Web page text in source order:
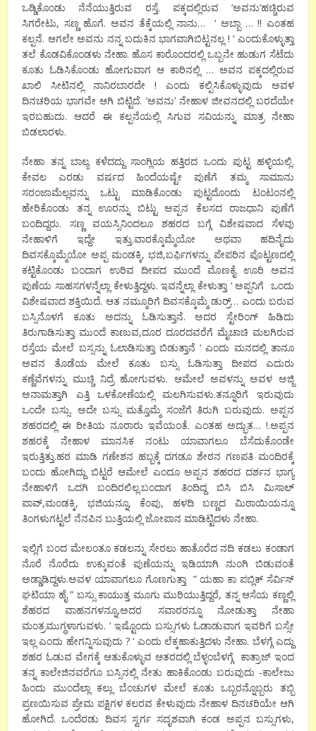
ಒಡ್ಡಿಕೊಂಡು ನೆನೆಯುತ್ತಿರುವ ರಸ್ತೆ. ಪಕ್ಕದಲ್ಲಿರುವ ‘ಅವನು’ಹಚ್ಚಿರುವ
ಸಿಗರೇಟು, ಸಣ್ಣ ಹೊಗೆ. ಅವನ ತೆಕ್ಕೆಯಲ್ಲಿ ನಾನು… ‘ ಅಬ್ಬಾ … !! ಎಂತಹ
ಕಲ್ಪನೆ. ಆಗಲೇ ಅವನು ನನ್ನ ಬದುಕಿನ ಭಾಗವಾಗಿಬಿಟ್ಟನಲ್ಲ ! ‘ ಎಂದುಕೊಳ್ಳುತ್ತಾ
ತಲೆ ಕೊಡವಿಕೊಂಡಳು ನೇಹಾ. ಹೊಸ ಕಾರೊಂದರಲ್ಲಿ ಒಬ್ಬನೇ ಹುಡುಗ ಸೆಟೆದು
ಕೂತು ಓಡಿಸಿಕೊಂಡು ಹೋಗುವಾಗ ಆ ಕಾರಿನಲ್ಲಿ … ಅವನ ಪಕ್ಕದಲ್ಲಿರುವ
ಖಾಲಿ ಸೀಟಿನಲ್ಲಿ ನಾನಿರಬಾರದೇ ! ಎಂದು ಕಲ್ಪಿಸಿಕೊಳ್ಳುವುದು ಅವಳ
ದಿನಚರಿಯ ಭಾಗವೇ ಆಗಿ ಬಿಟ್ಟಿದೆ. ‘ಅವನು’ ನೇಹಾಳ ಜೀವನದಲ್ಲಿ ಬರದೆಯೇ
ಇರಬಹುದು. ಆದರೆ ಈ ಕಲ್ಪನೆಯಲ್ಲಿ ಸಿಗುವ ಸವಿಯನ್ನು ಮಾತ್ರ ನೇಹಾ
ಬಿಡಲಾರಳು.
ನೇಹಾ ತನ್ನ ಬಾಲ್ಯ ಕಳೆದದ್ದು ಸಾಂಗ್ಲಿಯ ಹತ್ತಿರದ ಒಂದು ಪುಟ್ಟ ಹಳ್ಳಿಯಲ್ಲಿ.
ಕೇವಲ ಎರಡು ವರ್ಷದ ಹಿಂದೆಯಷ್ಟೇ ಪುಣೆಗೆ ತಮ್ಮ ಸಾಮಾನು
ಸರಂಜಾಮೆಲ್ಲವನ್ನು ಒಟ್ಟು ಮಾಡಿಕೊಂಡು ಪುಟ್ಟದೊಂದು ಟಂಟಂನಲ್ಲಿ
ಹೇರಿಕೊಂಡು ತನ್ನ ಊರನ್ನು ಬಿಟ್ಟು ಅಪ್ಪನ ಕೆಲಸದ ರಾಜಧಾನಿ ಪುಣೆಗೆ
ಬಂದಿದ್ದರು. ಸಣ್ಣ ವಯಸ್ಸಿನಿಂದಲೂ ಶಹರದ ಬಗ್ಗೆ ವಿಶೇಷವಾದ ಸೆಳವು
ನೇಹಾಳಿಗೆ ಇದ್ದೇ ಇತ್ತು.ವಾರಕ್ಕೊಮ್ಮೆಯೋ ಅಥವಾ ಹದಿನೈದು
ದಿವಸಕ್ಕೊಮ್ಮೆಯೋ ಅಪ್ಪ ಮಂಡಕ್ಕಿ, ಭಜಿ,ಬರ್ಫಿಗಳನ್ನು ಪೇಪರಿನ ಪೊಟ್ಟಣದಲ್ಲಿ
ಕಟ್ಟಿಕೊಂಡು ಬಂದಾಗ ಉರಿವ ದೀಪದ ಮುಂದೆ ಮೊಣಕೈ ಊರಿ ಅವನ
ಪುಣೆಯ ಸಾಹಸಗಳನ್ನೆಲ್ಲಾ ಕೇಳುತ್ತಿದ್ದಳು. ಇವನ್ನೆಲ್ಲಾ ಕೇಳುತ್ತಾ ‘ ಅಪ್ಪನಿಗೆ ಒಂದು
ವಿಶೇಷವಾದ ಶಕ್ತಿಯಿದೆ. ಆತ ನಮ್ಮೂರಿಗೆ ದಿವಸಕ್ಕೊಮ್ಮೆ ಡುರ್ರ್… ಎಂದು ಬರುವ
ಬಸ್ಸಿನೊಳಗೆ ಕೂತು ಅದನ್ನು ಓಡಿಸುತ್ತಾನೆ. ಅದರ ಸ್ಟೇರಿಂಗ್ ಹಿಡಿದು
ತಿರುಗಾಡಿಸುತ್ತಾ ಮುಂದೆ ಕಾಣುವ,ದೂರ ದೂರದವರೆಗೆ ಮೈಚಾಚಿ ಮಲಗಿರುವ
ರಸ್ತೆಯ ಮೇಲೆ ಬಸ್ಸನ್ನು ಓಲಾಡಿಸುತ್ತಾ ಬಿಡುತ್ತಾನೆ ‘ ಎಂದು ಮನದಲ್ಲಿ ತಾನೂ
ಅವನ ತೊಡೆಯ ಮೇಲೆ ಕೂತು ಬಸ್ಸು ಓಡಿಸುತ್ತಾ ದೀಪದ ಎದುರು
ಕಣ್ಣೆವೆಗಳನ್ನು ಮುಚ್ಚಿ ನಿದ್ರೆ ಹೋಗುವಳು. ಆಮೇಲೆ ಅವಳನ್ನು ಅವಳ ಅಜ್ಜಿ
ಅನಾಮತ್ತಾಗಿ ಎತ್ತಿ ಒಳಕೋಣೆಯಲ್ಲಿ ಮಲಗಿಸುವಳು.ತನ್ನೂರಿಗೆ ಇರುವುದು
ಒಂದೇ ಬಸ್ಸು. ಅದೇ ಬಸ್ಸು ಮತ್ತೊಮ್ಮೆ ಸಂಜೆಗೆ ತಿರುಗಿ ಬರುವುದು. ಅಪ್ಪನ
ಶಹರದಲ್ಲಿ ಈ ರೀತಿಯ ನೂರಾರು ಇವೆಯಂತೆ. ಎಂತಹ ಅದ್ಭುತ… !.ಅಪ್ಪನ
ಶಹರಕ್ಕೆ ನೇಹಾಳ ಮಾನಸಿಕ ನಂಟು ಯಾವಾಗಲೂ ಬೆಸೆದುಕೊಂಡೇ
ಇರುತ್ತಿತ್ತು.ಹಠ ಮಾಡಿ ಗಣೇಶನ ಹಬ್ಬಕ್ಕೆ ದಗಡೂ ಶೇಠನ ಗಣಪತಿ ಮಂದಿರಕ್ಕೆ
ಬಂದು ಹೋಗಿದ್ದು ಬಿಟ್ಟರೆ ಆಮೇಲೆ ಎಂದೂ ಅಪ್ಪನ ಶಹರದ ದರ್ಶನ ಭಾಗ್ಯ
ನೇಹಾಳಿಗೆ ಒದಗಿ ಬಂದಿರಲಿಲ್ಲ.ಬಂದಾಗ ತಿಂದಿದ್ದ ಬಿಸಿ ಬಿಸಿ ಮಿಸಾಲ್
ಪಾವ್,ಮಂಡಕ್ಕಿ, ಭಜಿಯನ್ನೂ, ಕೆಂಪು, ಹಳದಿ ಬಣ್ಣದ ಮಿಠಾಯಿಯನ್ನೂ
ತಿಂಗಳುಗಟ್ಟಲೆ ನೆನಪಿನ ಬುತ್ತಿಯಲ್ಲಿ ಜೋಪಾನ ಮಾಡಿಟ್ಟಿದಳು ನೇಹಾ.
ಇಲ್ಲಿಗೆ ಬಂದ ಮೇಲಂತೂ ಕಡಲನ್ನು ಸೇರಲು ಹಾತೊರೆದ ನದಿ ಕಡಲು ಕಂಡಾಗ
ನೊರೆ ನೊರೆದು ಉಕ್ಕುವಂತೆ ಪುಣೆಯನ್ನು ಇಡಿಯಾಗಿ ನುಂಗಿ ಬಿಡುವಂತೆ
ಅಡ್ಡಾಡಿದ್ದಳು.ಅವಳ ಯಾವಾಗಲೂ ಗೊಣಗುತ್ತಾ ” ಯಹಾ ಕಾ ಪಬ್ಲಿಕ್ ಸೆರ್ವಿಸ್
ಘಟಿಯಾ ಹೈ ” ಬಸ್ಸು ಕಾಯುತ್ತ ಮೂಗು ಮುರಿಯುತ್ತಿದ್ದರೆ, ತನ್ನ ಆಸೆಯ ಕಣ್ಣಲ್ಲಿ
ಶೆಹರದ ವಾಹನಗಳನ್ನೂ,ಅದರ ಸವಾರರನ್ನೂ ನೋಡುತ್ತಾ ನೇಹಾ
ಮಂತ್ರಮುಗ್ಧಳಾಗುವಳು. ‘ ಇಷ್ಟೊಂದು ಬಸ್ಸುಗಳು ಓಡಾಡುವಾಗ ಇವರಿಗೆ ಬಸ್ಸೇ
ಇಲ್ಲ ಎಂದು ಹೇಗನ್ನಿಸುವುದು ? ‘ ಎಂದು ಲೆಕ್ಕಹಾಕುತ್ತಿದಳು ನೇಹಾ. ಬೆಳಗ್ಗೆ ಎದ್ದು
ಶಹರ ಓಡುವ ವೇಗಕ್ಕೆ ಆತುಕೊಳ್ಳುವ ಆತರದಲ್ಲಿ ಬೆಳ್ಳಂಬೆಳಗ್ಗೆ ಕಾತ್ರಾಜ್ ಇಂದ
ತನ್ನ ಕಾಲೇಜಿನವರೆಗೂ ಬಸ್ಸಿನಲ್ಲಿ ನೇತು ಹಾಕಿಕೊಂಡು ಬರುವುದು -ಕಾಲೇಜು
ಹಿಂದು ಮುಂದೆಲ್ಲಾ ಕಲ್ಲು ಬೆಂಚುಗಳ ಮೇಲೆ ಕೂತು ಒಬ್ಬರನ್ನೊಬ್ಬರು ತಬ್ಬಿ
ಪ್ರಣಯಿಸುವ ಪ್ರೇಮ ಪಕ್ಷಿಗಳ ಕಲರವ ಕೇಳುವುದು ನೇಹಾಳ ದಿನಚರಿಯೇ ಆಗಿ
ಹೋಗಿದೆ. ಒಂದೆರಡು ದಿವಸ ಸ್ವರ್ಗ ಸದೃಶವಾಗಿ ಕಂಡ ಅಪ್ಪನ ಬಸ್ಸುಗಳು,